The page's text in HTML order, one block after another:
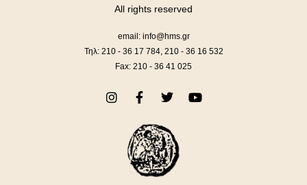
email: info@hms.gr
Τηλ: 210 - 36 17 784, 210 - 36 16 532
Fax: 210 - 36 41 025
All rights reserved